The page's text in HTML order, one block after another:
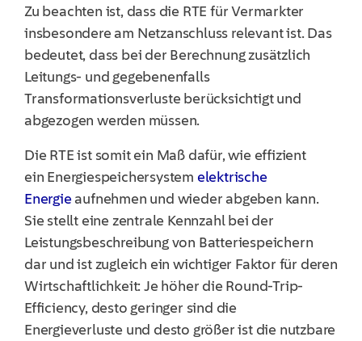
Zu beachten ist, dass die RTE für Vermarkter
insbesondere am Netzanschluss relevant ist. Das
bedeutet, dass bei der Berechnung zusätzlich
Leitungs- und gegebenenfalls
Transformationsverluste berücksichtigt und
abgezogen werden müssen.
Die RTE ist somit ein Maß dafür, wie effizient
ein Energiespeichersystem elektrische
Energieaufnehmen und wieder abgeben kann.
Sie stellt eine zentrale Kennzahl bei der
Leistungsbeschreibung von Batteriespeichern
dar und ist zugleich ein wichtiger Faktor für deren
Wirtschaftlichkeit: Je höher die Round-Trip-
Efficiency, desto geringer sind die
Energieverluste und desto größer ist die nutzbare